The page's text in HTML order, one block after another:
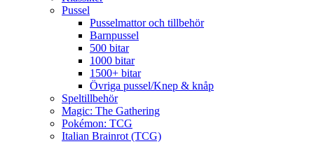
Pussel
Pusselmattor och tillbehör
Barnpussel
500 bitar
1000 bitar
1500+ bitar
Övriga pussel/Knep & knåp
Speltillbehör
Magic: The Gathering
Pokémon: TCG
Italian Brainrot (TCG)